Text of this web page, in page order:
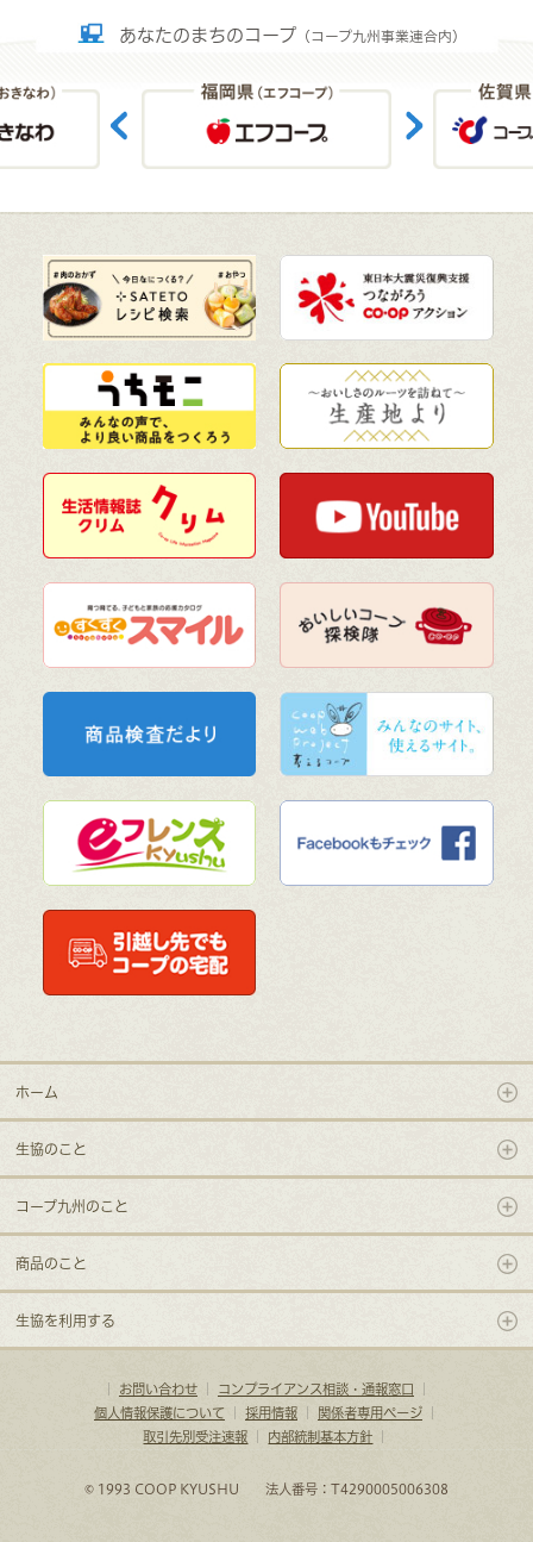
あなたのまちのコープ （コープ九州事業連合内）
ホーム
生協のこと
コープ九州のこと
商品のこと
生協を利用する
お問い合わせ｜ コンプライアンス相談・通報窓口
個人情報保護について
採用情報｜ 関係者専用ページ｜
取引先別受注速報
内部統制基本方針
© 1993 COOP KYUSHU 法人番号：T4290005006308